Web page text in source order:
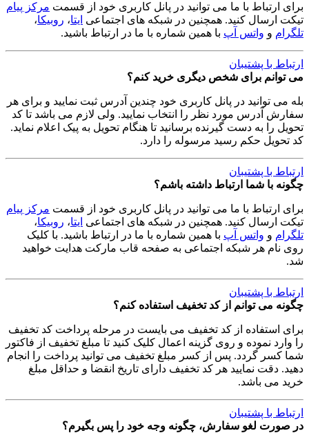
برای ارتباط با ما می توانید در پانل کاربری خود از قسمت مرکز پیام
تیکت ارسال کنید. همچنین در شبکه های اجتماعی ایتا، روبیکا،
تلگرام و واتس آپ با همین شماره با ما در ارتباط باشید.
ارتباط با پشتیبان
می توانم برای شخص دیگری خرید کنم؟
بله می توانید در پانل کاربری خود چندین آدرس ثبت نمایید و برای هر
سفارش آدرس مورد نظر را انتخاب نمایید. ولی لازم می باشد تا کد
تحویل را به دست گیرنده برسانید تا هنگام تحویل به پیک اعلام نماید.
کد تحویل حکم رسید مرسوله را دارد.
ارتباط با پشتیبان
چگونه با شما ارتباط داشته باشم؟
برای ارتباط با ما می توانید در پانل کاربری خود از قسمت مرکز پیام
تیکت ارسال کنید. همچنین در شبکه های اجتماعی ایتا، روبیکا،
تلگرام و واتس آپ با همین شماره با ما در ارتباط باشید. با کلیک
روی نام هر شبکه اجتماعی به صفحه قاب مارکت هدایت خواهید
شد.
ارتباط با پشتیبان
چگونه می توانم از کد تخفیف استفاده کنم؟
برای استفاده از کد تخفیف می بایست در مرحله پرداخت کد تخفیف
را وارد نموده و روی گزینه اعمال کلیک کنید تا مبلغ تخفیف از فاکتور
شما کسر گردد. پس از کسر مبلغ تخفیف می توانید پرداخت را انجام
دهید. دقت نمایید هر کد تخفیف دارای تاریخ انقضا و حداقل مبلغ
خرید می باشد.
ارتباط با پشتیبان
در صورت لغو سفارش، چگونه وجه خود را پس بگیرم؟